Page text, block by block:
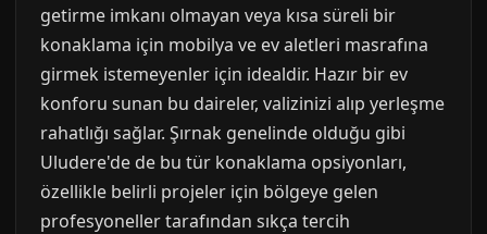
getirme imkanı olmayan veya kısa süreli bir
konaklama için mobilya ve ev aletleri masrafına
girmek istemeyenler için idealdir. Hazır bir ev
konforu sunan bu daireler, valizinizi alıp yerleşme
rahatlığı sağlar. Şırnak genelinde olduğu gibi
Uludere'de de bu tür konaklama opsiyonları,
özellikle belirli projeler için bölgeye gelen
profesyoneller tarafından sıkça tercih